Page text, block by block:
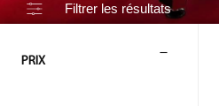
Filtrer les résultats
PRIX